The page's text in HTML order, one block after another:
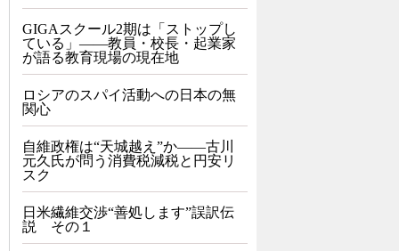
GIGAスクール2期は「ストップし
ている」——教員・校長・起業家
が語る教育現場の現在地
ロシアのスパイ活動への日本の無
関心
自維政権は“天城越え”か――古川
元久氏が問う消費税減税と円安リ
スク
日米繊維交渉“善処します”誤訳伝
説 その１